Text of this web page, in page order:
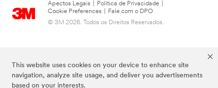
This website uses cookies on your device to enhance site
navigation, analyze site usage, and deliver you advertisements
based on your interests.
Apectos Legais Política de Privacidade
Cookie Preferences
Fale com o DPO
© 3M 2026. Todos os Direitos Reservados.